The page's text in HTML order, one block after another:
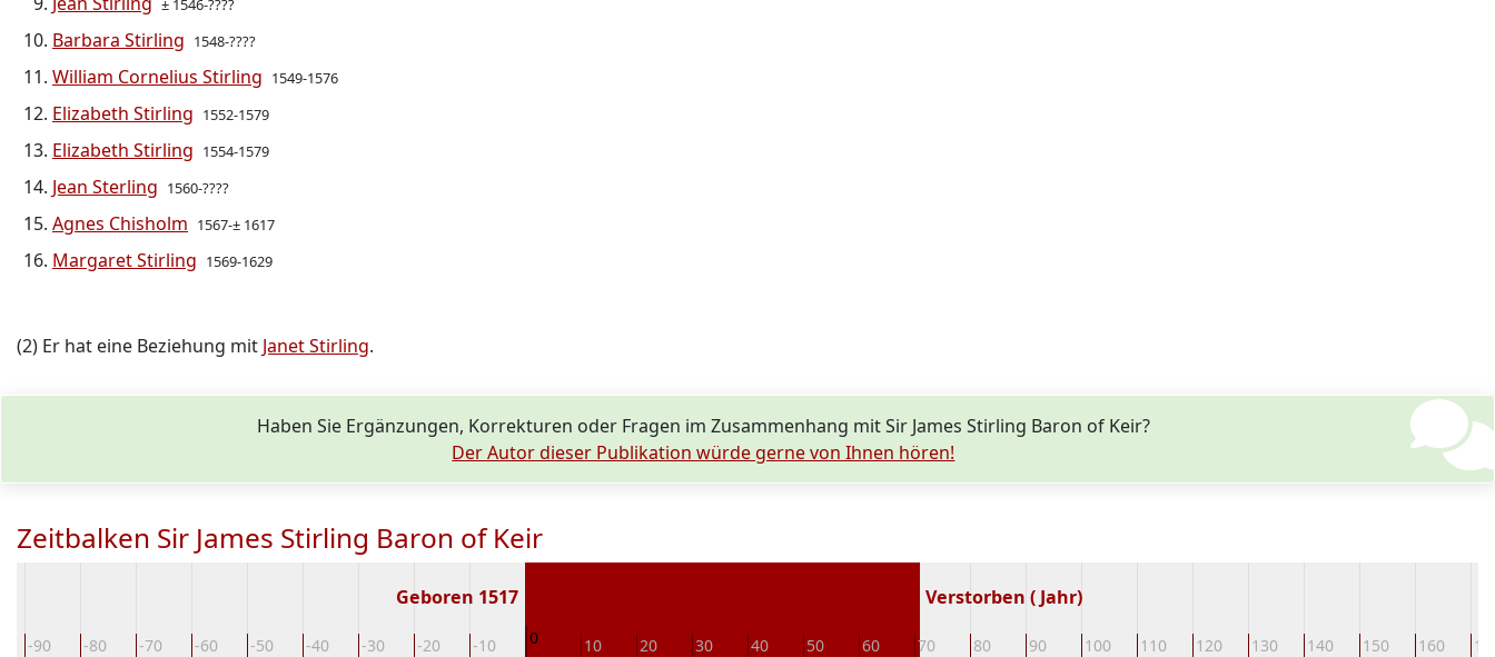
± 1546-????
Barbara Stirling 1548-????
William Cornelius Stirling 1549-1576
Elizabeth Stirling 1552-1579
Elizabeth Stirling 1554-1579
Jean Sterling 1560-????
Agnes Chisholm 1567-± 1617
Margaret Stirling 1569-1629
(2) Er hat eine Beziehung mit Janet Stirling.
Haben Sie Ergänzungen, Korrekturen oder Fragen im Zusammenhang mit Sir James Stirling Baron of Keir?
Der Autor dieser Publikation würde gerne von Ihnen hören!
Zeitbalken Sir James Stirling Baron of Keir
-90 -80 -70 -60 -50 -40 -30 -20 -10 0 10 20 30 40 50 60 70 80 90 100 110 120 130 140 150 160
Geboren 1517 Verstorben ( Jahr)